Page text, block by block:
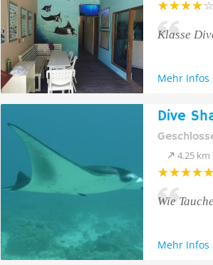
Klasse
Mehr Infos
Dive
4.25 km
Wie
Mehr Infos